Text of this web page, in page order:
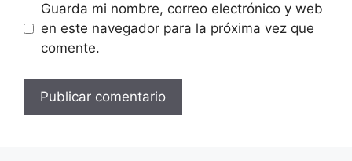
Guarda mi nombre, correo electrónico y web
en este navegador para la próxima vez que
comente.